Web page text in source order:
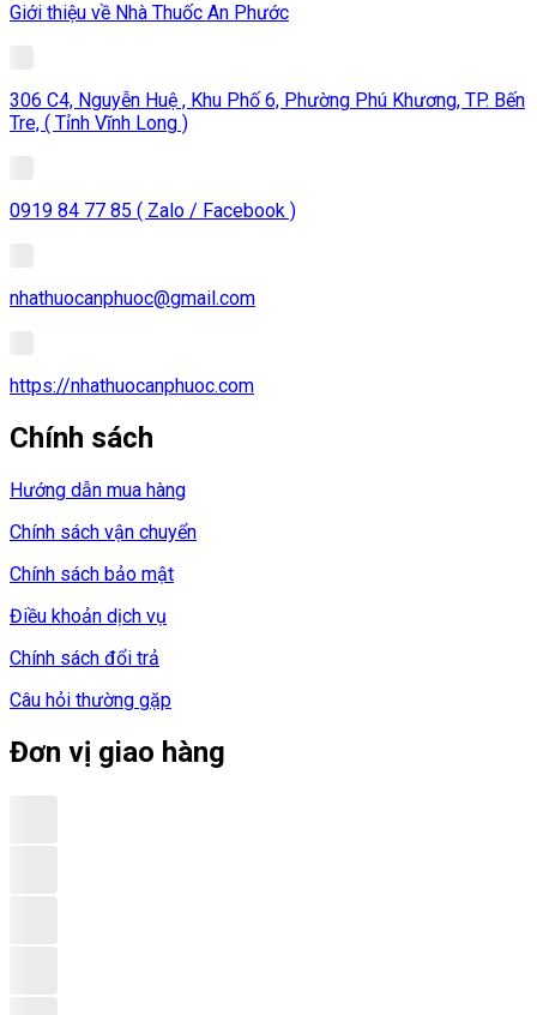
Giới thiệu về Nhà Thuốc An Phước
306 C4, Nguyễn Huệ , Khu Phố 6, Phường Phú Khương, TP. Bến
Tre, ( Tỉnh Vĩnh Long )
0919 84 77 85 ( Zalo / Facebook )
nhathuocanphuoc@gmail.com
https://nhathuocanphuoc.com
Chính sách
Hướng dẫn mua hàng
Chính sách vận chuyển
Chính sách bảo mật
Điều khoản dịch vụ
Chính sách đổi trả
Câu hỏi thường gặp
Đơn vị giao hàng